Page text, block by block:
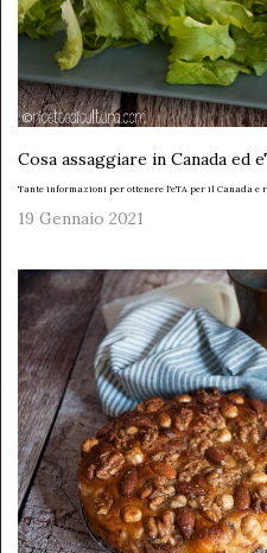
Cosa assaggiare in Canada ed
Tante informazioni per ottenere l'eTA per il Canada e
19 Gennaio 2021